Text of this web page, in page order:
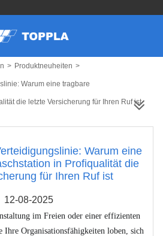
> Produktneuheiten >
Warum eine tragbare
die letzte Versicherung für Ihren Ruf ist
Warum eine
in Profiqualität die
für Ihren Ruf ist
12-08-2025
im Freien oder einer effizienten
Ihre Organisationsfähigkeiten loben, sich